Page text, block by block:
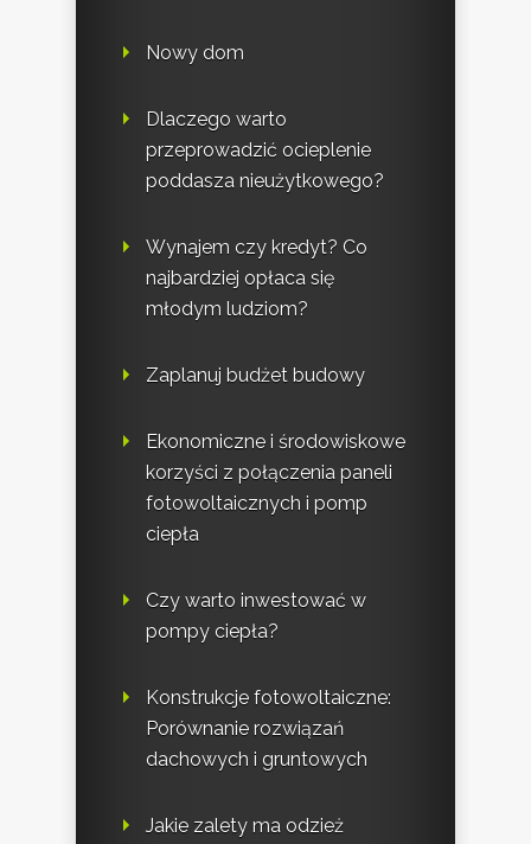
Nowy dom
Dlaczego warto
przeprowadzić ocieplenie
poddasza nieużytkowego?
Wynajem czy kredyt? Co
najbardziej opłaca się
młodym ludziom?
Zaplanuj budżet budowy
Ekonomiczne i środowiskowe
korzyści z połączenia paneli
fotowoltaicznych i pomp
ciepła
Czy warto inwestować w
pompy ciepła?
Konstrukcje fotowoltaiczne:
Porównanie rozwiązań
dachowych i gruntowych
Jakie zalety ma odzież